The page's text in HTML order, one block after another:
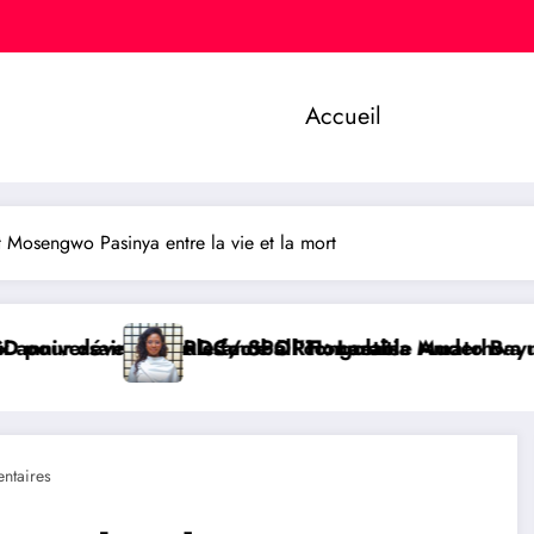
Accueil
Pasinya entre la vie et la mort
congolais
l’Honorable Amato Bayubasire Mirindi, un
: Laetitia Muderhwa nommée nouvelleAFRIQUE/